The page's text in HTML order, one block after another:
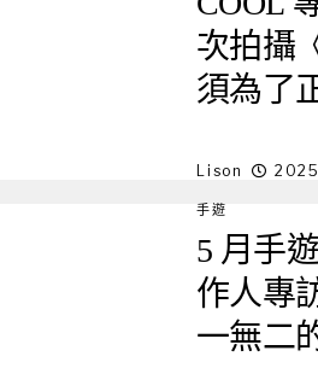
次拍攝
須為了
Lison
手遊
5 月手
作人專
一無二